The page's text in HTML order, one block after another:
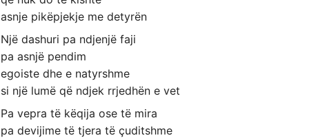
asnje pikëpjekje me detyrën
Një dashuri pa ndjenjë faji
pa asnjë pendim
egoiste dhe e natyrshme
si një lumë që ndjek rrjedhën e vet
Pa vepra të këqija ose të mira
pa devijime të tjera të çuditshme